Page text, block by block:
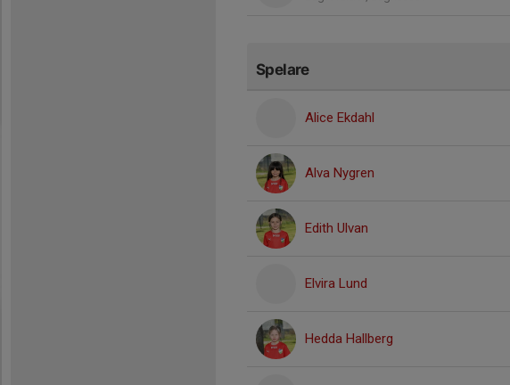
Spelare
Alice Ekdahl
Alva Nygren
Edith Ulvan
Elvira Lund
Hedda Hallberg